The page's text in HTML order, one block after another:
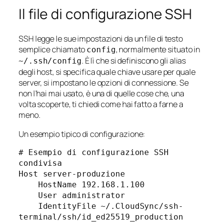
Il file di configurazione SSH
SSH legge le sue impostazioni da un file di testo
semplice chiamato config, normalmente situato in
~/.ssh/config. È lì che si definiscono gli alias
degli host, si specifica quale chiave usare per quale
server, si impostano le opzioni di connessione. Se
non l’hai mai usato, è una di quelle cose che, una
volta scoperte, ti chiedi come hai fatto a farne a
meno.
Un esempio tipico di configurazione:
# Esempio di configurazione SSH
condivisa
Host server-produzione
terminal/ssh/id_ed25519_production